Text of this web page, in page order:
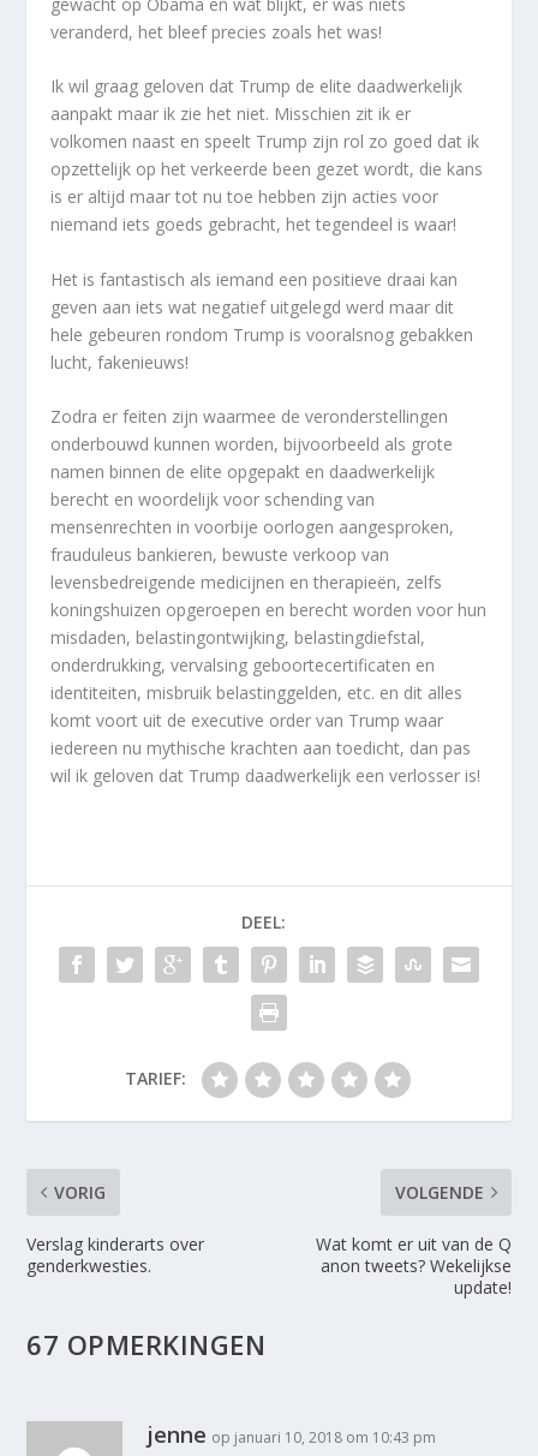
veranderd, het bleef precies zoals het was!
Ik wil graag geloven dat Trump de elite daadwerkelijk
aanpakt maar ik zie het niet. Misschien zit ik er
volkomen naast en speelt Trump zijn rol zo goed dat ik
opzettelijk op het verkeerde been gezet wordt, die kans
is er altijd maar tot nu toe hebben zijn acties voor
niemand iets goeds gebracht, het tegendeel is waar!
Het is fantastisch als iemand een positieve draai kan
geven aan iets wat negatief uitgelegd werd maar dit
hele gebeuren rondom Trump is vooralsnog gebakken
lucht, fakenieuws!
Zodra er feiten zijn waarmee de veronderstellingen
onderbouwd kunnen worden, bijvoorbeeld als grote
namen binnen de elite opgepakt en daadwerkelijk
berecht en woordelijk voor schending van
mensenrechten in voorbije oorlogen aangesproken,
frauduleus bankieren, bewuste verkoop van
levensbedreigende medicijnen en therapieën, zelfs
koningshuizen opgeroepen en berecht worden voor hun
misdaden, belastingontwijking, belastingdiefstal,
onderdrukking, vervalsing geboortecertificaten en
identiteiten, misbruik belastinggelden, etc. en dit alles
komt voort uit de executive order van Trump waar
iedereen nu mythische krachten aan toedicht, dan pas
wil ik geloven dat Trump daadwerkelijk een verlosser is!
DEEL:
TARIEF:
VORIG
Verslag kinderarts over
genderkwesties.
VOLGENDE
Wat komt er uit van de Q
anon tweets? Wekelijkse
update!
67 OPMERKINGEN
jenne op januari 10, 2018 om 10:43 pm